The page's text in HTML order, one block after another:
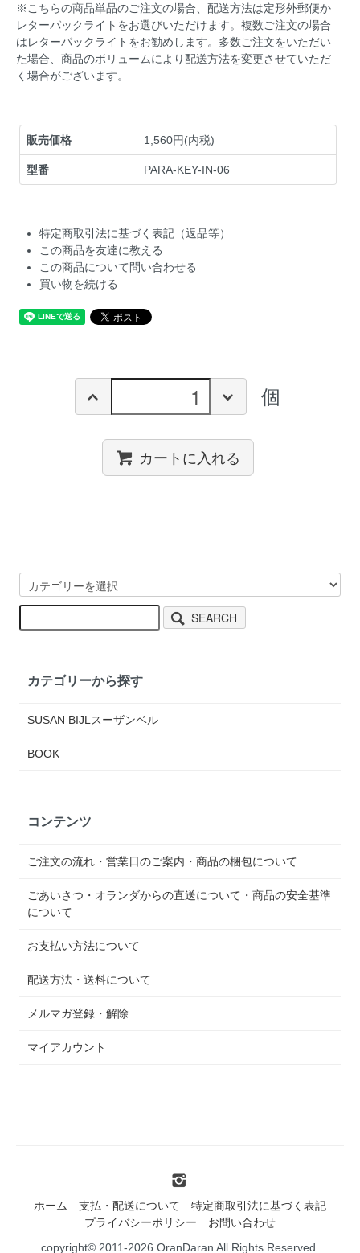
※こちらの商品単品のご注文の場合、配送方法は定形外郵便か
レターパックライトをお選びいただけます。複数ご注文の場合
はレターパックライトをお勧めします。多数ご注文をいただい
た場合、商品のボリュームにより配送方法を変更させていただ
く場合がございます。
販売価格 1,560円(内税)
型番 PARA-KEY-IN-06
特定商取引法に基づく表記（返品等）
この商品を友達に教える
この商品について問い合わせる
買い物を続ける
個
カートに入れる
SEARCH
カテゴリーから探す
SUSAN BIJLスーザンベル
BOOK
コンテンツ
ご注文の流れ・営業日のご案内・商品の梱包について
ごあいさつ・オランダからの直送について・商品の安全基準
について
お支払い方法について
配送方法・送料について
メルマガ登録・解除
マイアカウント
ホーム 支払・配送について
特定商取引法に基づく表記
プライバシーポリシー
お問い合わせ
copyright© 2011-2026 OranDaran All Rights Reserved.